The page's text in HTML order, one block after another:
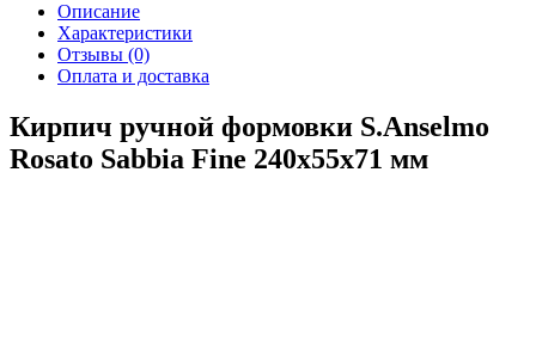
Описание
Характеристики
Отзывы (0)
Оплата и доставка
Кирпич ручной формовки S.Anselmo
Rosato Sabbia Fine 240х55х71 мм